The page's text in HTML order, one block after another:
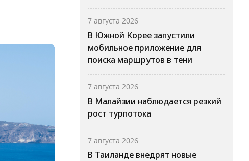
7 августа 2026
В Южной Корее запустили
мобильное приложение для
поиска маршрутов в тени
7 августа 2026
В Малайзии наблюдается резкий
рост турпотока
7 августа 2026
В Таиланде внедрят новые